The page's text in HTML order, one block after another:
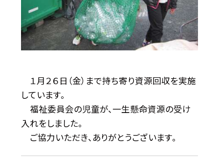
１月２６日（金）まで持ち寄り資源回収を実施
しています。
福祉委員会の児童が、一生懸命資源の受け
入れをしました。
ご協力いただき、ありがとうございます。